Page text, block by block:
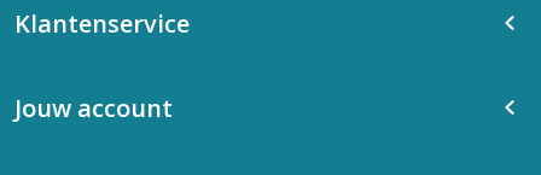
Klantenservice
Jouw account